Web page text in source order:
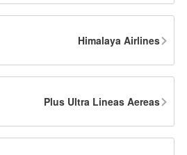
Himalaya Airlines
Plus Ultra Lineas Aereas